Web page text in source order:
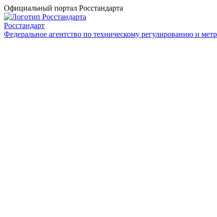
Официальный портал Росстандарта
Росстандарт
Федеральное агентство по техническому регулированию и